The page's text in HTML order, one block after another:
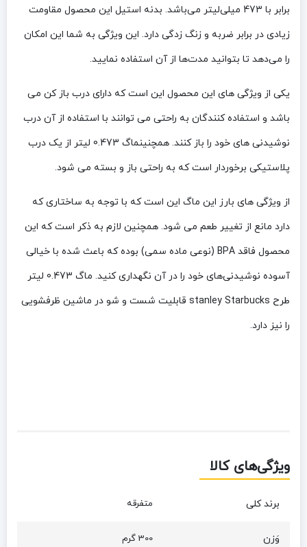
برابر با 473 میلی‌لیتر می‌باشد. بدنه استیل این محصول مقاومت
زیادی در برابر ضربه و زنگ زدگی دارد. این ویژگی به شما این امکان
را می‌دهد تا بتوانید مدت‌ها از آن استفاده نمایید.
یکی از ویژگی های این محصول این است که دارای درب باز کن می
باشد و استفاده کنندگان به راحتی می توانند با استفاده از آن درب
نوشیدنی های خود را باز کنند. همچنینماگ 0.473 لیتر از یک درب
پلاستیکی برخوردار است که به راحتی باز و بسته می شود.
از ویژگی های بارز این ماگ این است که با توجه به ساختاری که
دارد مانع از تغییر طعم می شود. همچنین لازم به ذکر است که این
محصول فاقد BPA (نوعی ماده سمی) بوده که باعث شده با خیالی
آسوده نوشیدنی‌های خود را در آن نگهداری کنید. ماگ 0.473 لیتر
طرح stanley Starbucks قابلیت شست و شو در ماشین ظرفشویی
را نیز دارد.
ویژگی‌های کالا
برند کلی متفرقه
وَزن 300 گرم